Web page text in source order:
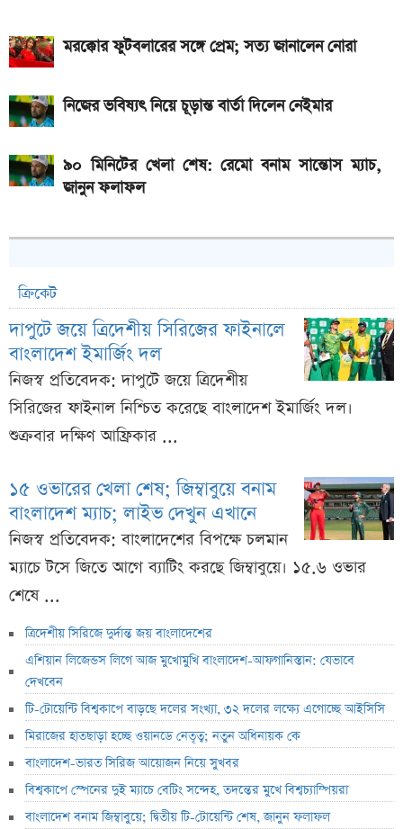
মরক্কোর ফুটবলারের সঙ্গে প্রেম; সত্য জানালেন নোরা
নিজের ভবিষ্যৎ নিয়ে চূড়ান্ত বার্তা দিলেন নেইমার
৯০ মিনিটের খেলা শেষ: রেমো বনাম সান্তোস ম্যাচ,
জানুন ফলাফল
ক্রিকেট
দাপুটে জয়ে ত্রিদেশীয় সিরিজের ফাইনালে
বাংলাদেশ ইমার্জিং দল
নিজস্ব প্রতিবেদক: দাপুটে জয়ে ত্রিদেশীয়
সিরিজের ফাইনাল নিশ্চিত করেছে বাংলাদেশ ইমার্জিং দল।
শুক্রবার দক্ষিণ আফ্রিকার ...
১৫ ওভারের খেলা শেষ; জিম্বাবুয়ে বনাম
বাংলাদেশ ম্যাচ; লাইভ দেখুন এখানে
নিজস্ব প্রতিবেদক: বাংলাদেশের বিপক্ষে চলমান
ম্যাচে টসে জিতে আগে ব্যাটিং করছে জিম্বাবুয়ে। ১৫.৬ ওভার
শেষে ...
ত্রিদেশীয় সিরিজে দুর্দান্ত জয় বাংলাদেশের
এশিয়ান লিজেন্ডস লিগে আজ মুখোমুখি বাংলাদেশ-আফগানিস্তান: যেভাবে
দেখবেন
টি-টোয়েন্টি বিশ্বকাপে বাড়ছে দলের সংখ্যা, ৩২ দলের লক্ষ্যে এগোচ্ছে আইসিসি
মিরাজের হাতছাড়া হচ্ছে ওয়ানডে নেতৃত্ব; নতুন অধিনায়ক কে
বাংলাদেশ-ভারত সিরিজ আয়োজন নিয়ে সুখবর
বিশ্বকাপে স্পেনের দুই ম্যাচে বেটিং সন্দেহ, তদন্তের মুখে বিশ্বচ্যাম্পিয়রা
বাংলাদেশ বনাম জিম্বাবুয়ে; দ্বিতীয় টি-টোয়েন্টি শেষ, জানুন ফলাফল